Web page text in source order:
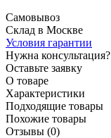
Самовывоз
Склад в Москве
Условия гарантии
Нужна консультация?
Оставьте заявку
О товаре
Характеристики
Подходящие товары
Похожие товары
Отзывы (0)